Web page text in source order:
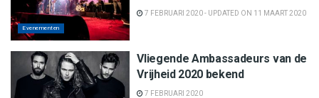
Evenementen
7 FEBRUARI 2020 - UPDATED ON 11 MAART 2020
Vliegende Ambassadeurs van de
Vrijheid 2020 bekend
7 FEBRUARI 2020